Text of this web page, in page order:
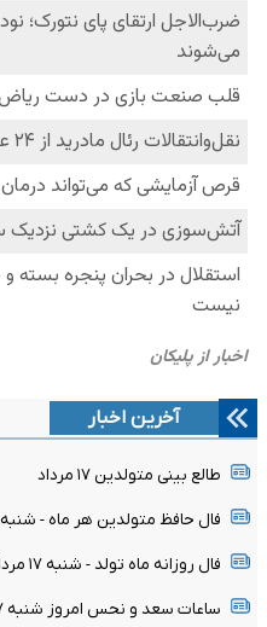
آخرین اخبار
طالع بینی متولدین ۱۷ مرداد
فال حافظ متولدین هر ماه - شنبه ۱۷ مرداد ۱۴۰۵
فال روزانه ماه تولد - شنبه ۱۷ مرداد ۱۴۰۵
ساعات سعد و نحس امروز شنبه ۱۷ مرداد + جدول